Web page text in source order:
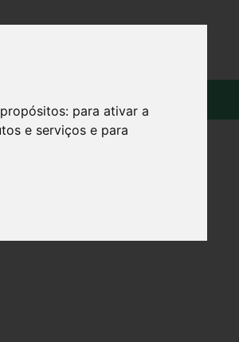
para ativar a
e serviços e para